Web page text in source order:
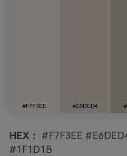
HEX： #F7F3EE
#1F1D1B